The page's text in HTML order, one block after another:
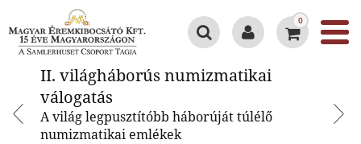
0
II. világháborús numizmatikai
válogatás
A világ legpusztítóbb háborúját túlélő
numizmatikai emlékek
II. világháborús numizmatikai
válogatás